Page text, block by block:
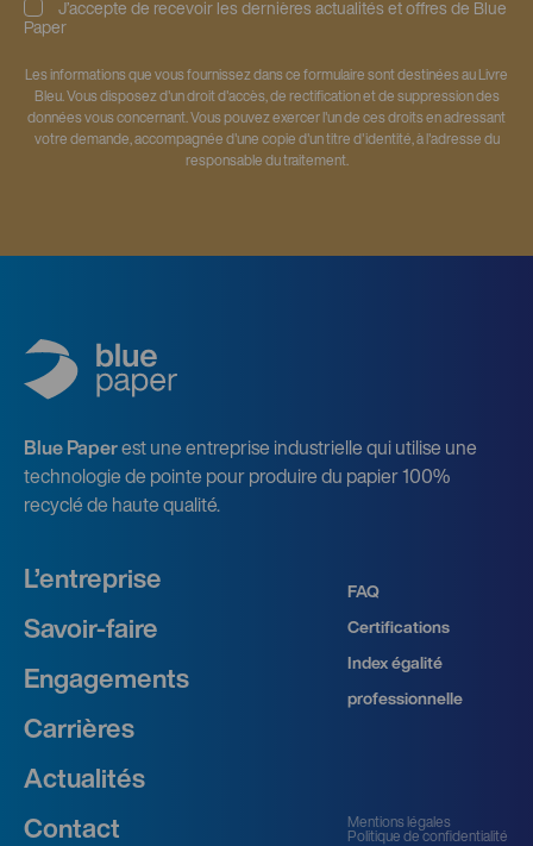
J’accepte de recevoir les dernières actualités et offres de Blue
Paper
Les informations que vous fournissez dans ce formulaire sont destinées au Livre
Bleu. Vous disposez d'un droit d'accès, de rectification et de suppression des
données vous concernant. Vous pouvez exercer l'un de ces droits en adressant
votre demande, accompagnée d'une copie d'un titre d'identité, à l'adresse du
responsable du traitement.
Blue Paperest une entreprise industrielle qui utilise une
technologie de pointe pour produire du papier 100%
recyclé de haute qualité.
L’entreprise
Savoir‑faire
Engagements
Carrières
Actualités
Contact
FAQ
Certifications
Index égalité
professionnelle
Mentions légales
Politique de confidentialité